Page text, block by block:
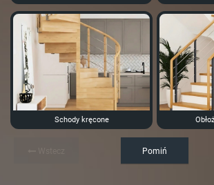
Schody kręcone
Pomiń